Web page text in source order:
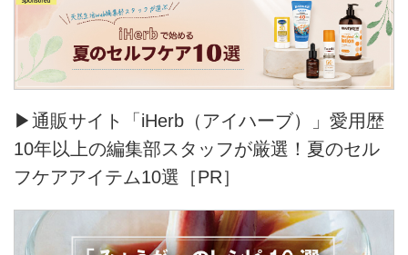
▶通販サイト「iHerb（アイハーブ）」愛用歴
10年以上の編集部スタッフが厳選！夏のセル
フケアアイテム10選［PR］